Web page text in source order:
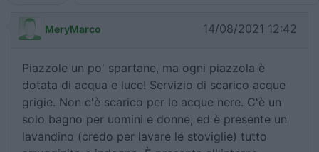
MeryMarco 14/08/2021 12:42
Piazzole un po' spartane, ma ogni piazzola è
dotata di acqua e luce! Servizio di scarico acque
grigie. Non c'è scarico per le acque nere. C'è un
solo bagno per uomini e donne, ed è presente un
lavandino (credo per lavare le stoviglie) tutto